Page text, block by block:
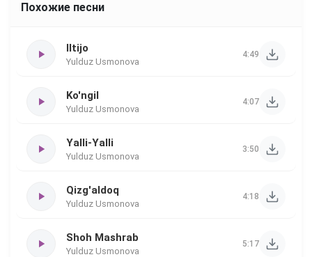
Похожие песни
Iltijo
Yulduz Usmonova
4:49
Ko'ngil
Yulduz Usmonova
4:07
Yalli-Yalli
Yulduz Usmonova
3:50
Qizg'aldoq
Yulduz Usmonova
4:18
Shoh Mashrab
Yulduz Usmonova
5:17